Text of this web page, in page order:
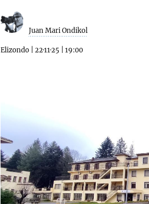
Juan Mari Ondikol
Elizondo 22·11·25 19:00